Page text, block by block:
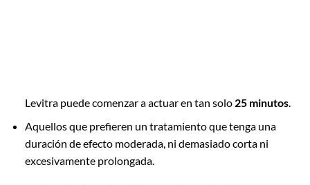
Levitra puede comenzar a actuar en tan solo 25 minutos.
Aquellos que prefieren un tratamiento que tenga una
duración de efecto moderada, ni demasiado corta ni
excesivamente prolongada.